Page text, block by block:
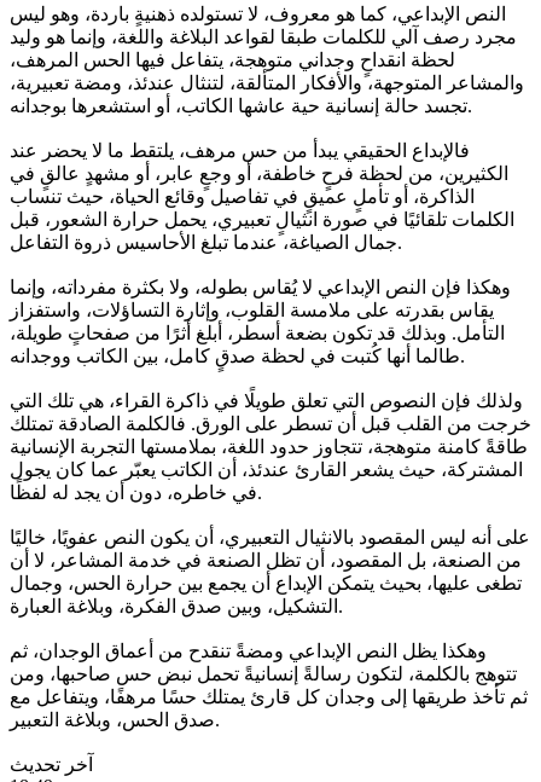
النص الإبداعي، كما هو معروف، لا تستولده ذهنيةٍ باردة، وهو ليس
مجرد رصف آلي للكلمات طبقا لقواعد البلاغة واللغة، وإنما هو وليد
لحظة انقداحٍ وجداني متوهجة، يتفاعل فيها الحس المرهف،
والمشاعر المتوجهة، والأفكار المتألقة، لتنثال عندئذ، ومضة تعبيرية،
تجسد حالة إنسانية حية عاشها الكاتب، أو استشعرها بوجدانه.
فالإبداع الحقيقي يبدأ من حس مرهف، يلتقط ما لا يحضر عند
الكثيرين، من لحظة فرحٍ خاطفة، أو وجعٍ عابر، أو مشهدٍ عالقٍ في
الذاكرة، أو تأملٍ عميقٍ في تفاصيل وقائع الحياة، حيث تنساب
الكلمات تلقائيًا في صورة انثيالٍ تعبيري، يحمل حرارة الشعور، قبل
جمال الصياغة، عندما تبلغ الأحاسيس ذروة التفاعل.
وهكذا فإن النص الإبداعي لا يُقاس بطوله، ولا بكثرة مفرداته، وإنما
يقاس بقدرته على ملامسة القلوب، وإثارة التساؤلات، واستفزاز
التأمل. وبذلك قد تكون بضعة أسطر، أبلغ أثرًا من صفحاتٍ طويلة،
طالما أنها كُتبت في لحظة صدقٍ كامل، بين الكاتب ووجدانه.
ولذلك فإن النصوص التي تعلق طويلًا في ذاكرة القراء، هي تلك التي
خرجت من القلب قبل أن تسطر على الورق. فالكلمة الصادقة تمتلك
طاقةً كامنة متوهجة، تتجاوز حدود اللغة، بملامستها التجربة الإنسانية
المشتركة، حيث يشعر القارئ عندئذ، أن الكاتب يعبّر عما كان يجول
في خاطره، دون أن يجد له لفظًا.
على أنه ليس المقصود بالانثيال التعبيري، أن يكون النص عفويًا، خاليًا
من الصنعة، بل المقصود، أن تظل الصنعة في خدمة المشاعر، لا أن
تطغى عليها، بحيث يتمكن الإبداع أن يجمع بين حرارة الحس، وجمال
التشكيل، وبين صدق الفكرة، وبلاغة العبارة.
وهكذا يظل النص الإبداعي ومضةً تنقدح من أعماق الوجدان، ثم
تتوهج بالكلمة، لتكون رسالةً إنسانيةً تحمل نبض حس صاحبها، ومن
ثم تأخذ طريقها إلى وجدان كل قارئ يمتلك حسًا مرهفًا، ويتفاعل مع
صدق الحس، وبلاغة التعبير.
آخر تحديث